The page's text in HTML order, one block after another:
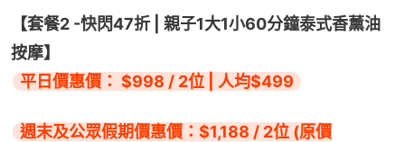
【套餐2 -快閃47折 | 親子1大1小60分鐘泰式香薰油
按摩】
平日價惠價： $998 / 2位 | 人均$499
週末及公眾假期價惠價：$1,188 / 2位 (原價